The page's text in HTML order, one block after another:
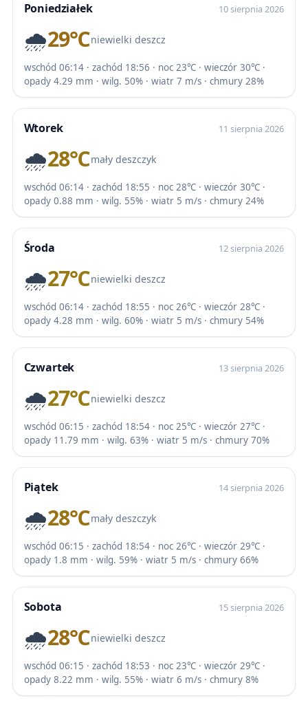
Poniedziałek 10 sierpnia 2026
🌧️29℃niewielki deszcz
wschód 06:14 · zachód 18:56 · noc 23℃ · wieczór 30℃ ·
opady 4.29 mm · wilg. 50% · wiatr 7 m/s · chmury 28%
Wtorek 11 sierpnia 2026
🌧️28℃mały deszczyk
wschód 06:14 · zachód 18:55 · noc 28℃ · wieczór 30℃ ·
opady 0.88 mm · wilg. 55% · wiatr 5 m/s · chmury 24%
Środa 12 sierpnia 2026
🌧️27℃niewielki deszcz
wschód 06:14 · zachód 18:55 · noc 26℃ · wieczór 28℃ ·
opady 4.28 mm · wilg. 60% · wiatr 5 m/s · chmury 54%
Czwartek 13 sierpnia 2026
🌧️27℃niewielki deszcz
wschód 06:15 · zachód 18:54 · noc 25℃ · wieczór 27℃ ·
opady 11.79 mm · wilg. 63% · wiatr 5 m/s · chmury 70%
Piątek 14 sierpnia 2026
🌧️28℃mały deszczyk
wschód 06:15 · zachód 18:54 · noc 26℃ · wieczór 29℃ ·
opady 1.8 mm · wilg. 59% · wiatr 5 m/s · chmury 66%
Sobota 15 sierpnia 2026
🌧️28℃niewielki deszcz
wschód 06:15 · zachód 18:53 · noc 23℃ · wieczór 29℃ ·
opady 8.22 mm · wilg. 55% · wiatr 6 m/s · chmury 8%